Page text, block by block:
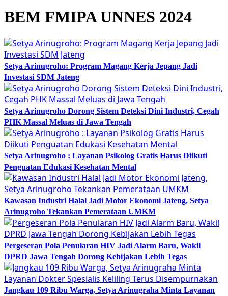
BEM FMIPA UNNES 2024
Setya Arinugroho: Program Magang Kerja Jepang Jadi
Investasi SDM Jateng
Setya Arinugroho Dorong Sistem Deteksi Dini Industri, Cegah
PHK Massal Meluas di Jawa Tengah
Setya Arinugroho : Layanan Psikolog Gratis Harus Diikuti
Penguatan Edukasi Kesehatan Mental
Kawasan Industri Halal Jadi Motor Ekonomi Jateng, Setya
Arinugroho Tekankan Pemerataan UMKM
Pergeseran Pola Penularan HIV Jadi Alarm Baru, Wakil
DPRD Jawa Tengah Dorong Kebijakan Lebih Tegas
Jangkau 109 Ribu Warga, Setya Arinugraha Minta Layanan